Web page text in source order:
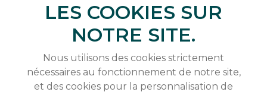
LES COOKIES SUR
NOTRE SITE.
Nous utilisons des cookies strictement
nécessaires au fonctionnement de notre site,
et des cookies pour la personnalisation de